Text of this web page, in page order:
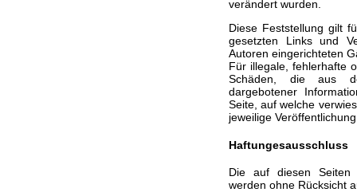
verändert wurden.
Diese Feststellung gilt
gesetzten Links und
Autoren eingerichteten
Für illegale, fehlerhafte
Schäden, die aus
dargebotener
Seite, auf welche
jeweilige
Haftungesausschluss
Die auf diesen Seiten
werden ohne Rücksicht